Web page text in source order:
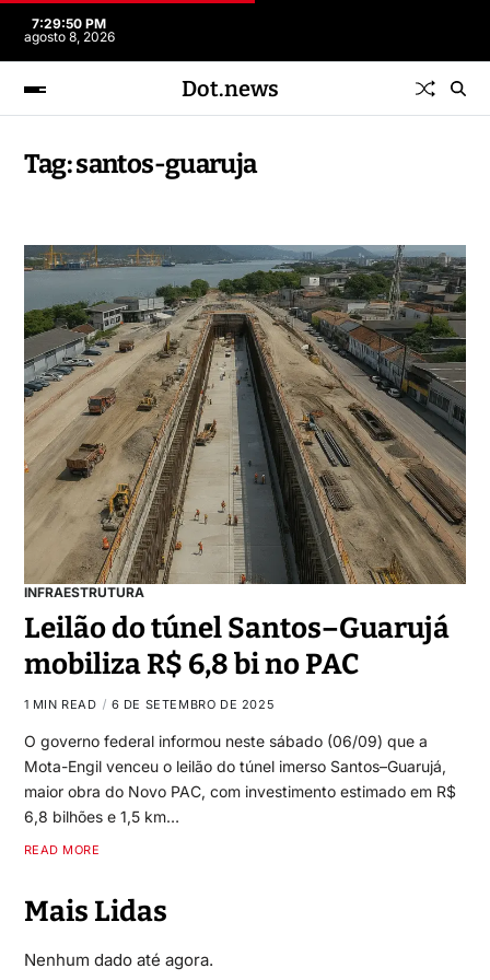
7:29:50 PM
agosto 8, 2026
Dot.news
Tag:santos-guaruja
INFRAESTRUTURA
Leilão do túnel Santos–Guarujá
mobiliza R$ 6,8 bi no PAC
1 MIN READ 6 DE SETEMBRO DE 2025
O governo federal informou neste sábado (06/09) que a
Mota-Engil venceu o leilão do túnel imerso Santos–Guarujá,
maior obra do Novo PAC, com investimento estimado em R$
6,8 bilhões e 1,5 km…
READ MORE
Mais Lidas
Nenhum dado até agora.